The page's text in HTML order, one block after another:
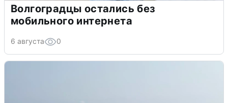
Волгоградцы остались без
мобильного интернета
6 августа 0